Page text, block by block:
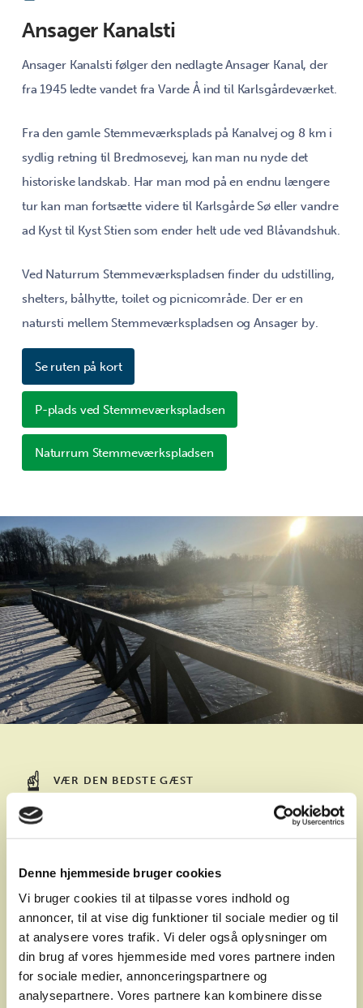
Denne hjemmeside bruger cookies
Vi bruger cookies til at tilpasse vores indhold og
annoncer, til at vise dig funktioner til sociale medier og til
at analysere vores trafik. Vi deler også oplysninger om
din brug af vores hjemmeside med vores partnere inden
for sociale medier, annonceringspartnere og
analysepartnere. Vores partnere kan kombinere disse
Ansager Kanalsti
Ansager Kanalsti følger den nedlagte Ansager Kanal, der
fra 1945 ledte vandet fra Varde Å ind til Karlsgårdeværket.
Fra den gamle Stemmeværksplads på Kanalvej og 8 km i
sydlig retning til Bredmosevej, kan man nu nyde det
historiske landskab. Har man mod på en endnu længere
tur kan man fortsætte videre til Karlsgårde Sø eller vandre
ad Kyst til Kyst Stien som ender helt ude ved Blåvandshuk.
Ved Naturrum Stemmeværkspladsen finder du udstilling,
shelters, bålhytte, toilet og picnicområde. Der er en
natursti mellem Stemmeværkspladsen og Ansager by.
Se ruten på kort
P-plads ved Stemmeværkspladsen
Naturrum Stemmeværkspladsen
VÆR DEN BEDSTE GÆST
No shit, Sherlock
Toiletpapir hører ikke til i naturen. Behøver vi
sige mere?
Vær den bedste gæst